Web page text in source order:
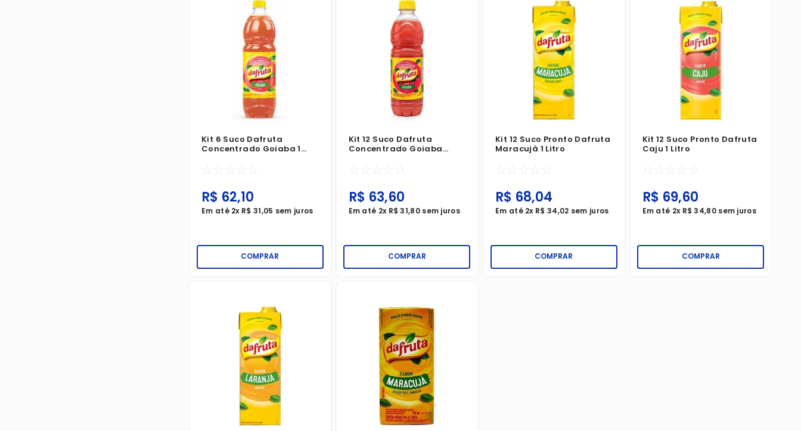
Kit 6 Suco Dafruta
Concentrado Goiaba 1
☆ ☆ ☆ ☆ ☆
R$ 62,10
Em até 2x R$ 31,05 sem juros
COMPRAR
Kit 12 Suco Dafruta
Concentrado Goiaba
☆ ☆ ☆ ☆ ☆
R$ 63,60
Em até 2x R$ 31,80sem juros
COMPRAR
Kit 12 Suco Pronto Dafruta
Maracujá 1 Litro
☆ ☆ ☆ ☆ ☆
R$ 68,04
Em até 2x R$ 34,02 sem juros
COMPRAR
Kit 12 Suco Pronto Dafruta
Caju 1 Litro
☆ ☆ ☆ ☆ ☆
R$ 69,60
Em até 2x R$ 34,80sem juros
COMPRAR